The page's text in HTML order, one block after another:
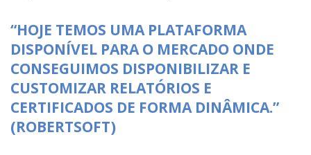
“HOJE TEMOS UMA PLATAFORMA
DISPONÍVEL PARA O MERCADO ONDE
CONSEGUIMOS DISPONIBILIZAR E
CUSTOMIZAR RELATÓRIOS E
CERTIFICADOS DE FORMA DINÂMICA.”
(ROBERTSOFT)